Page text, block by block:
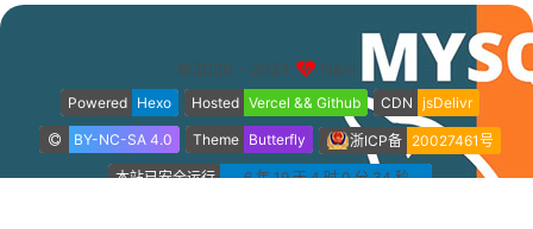
©2020 - 2024 Navi
Powered Hexo Hosted Vercel && Github CDN jsDelivr
BY-NC-SA 4.0 Theme Butterfly 浙ICP备 20027461号
本站已安全运行 6 年 19 天 4 时 0 分 35 秒